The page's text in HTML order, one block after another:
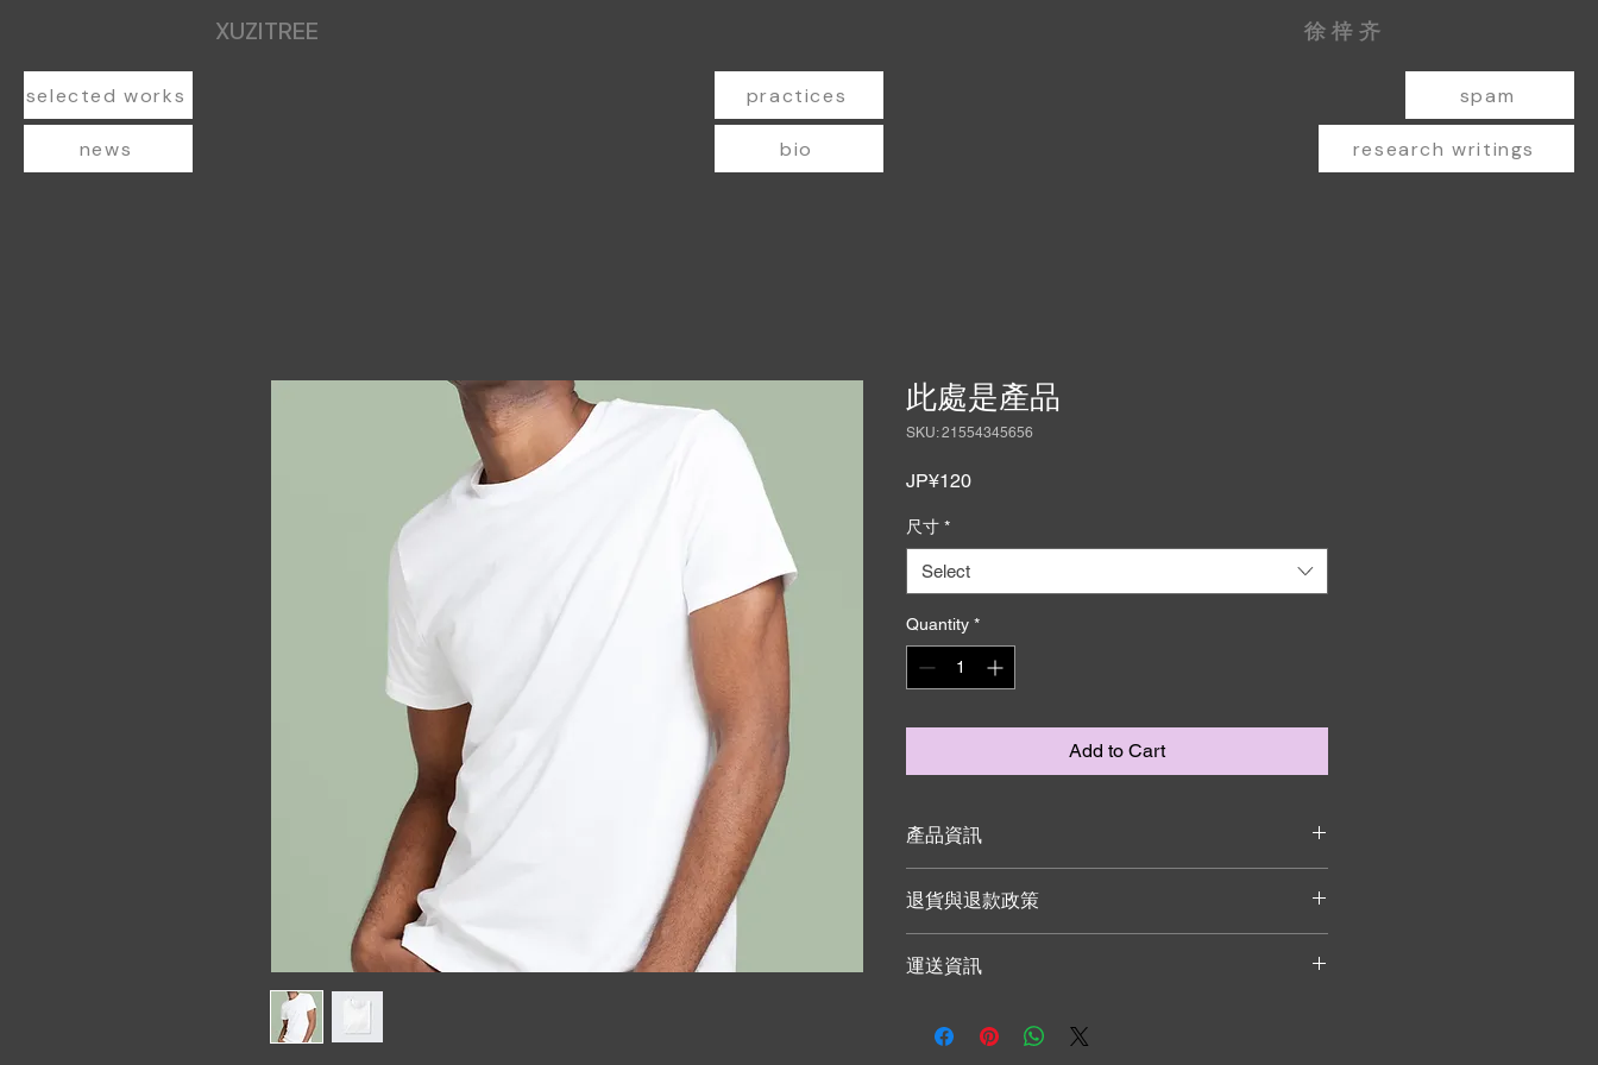
selected works
news
practices
bio research writings
spam
XUZITREE 徐梓齐
此處是產品
SKU: 21554345656
JP¥120Price
尺寸 *
Select
Quantity *
Add to Cart
產品資訊
寸、材料、保固和清洗說明。另外，您也可在此處形容產
品的獨特之處，以及可給客戶帶來的好處。買家總是希望
能在購買之前清楚了解產品。所以請盡量提供資訊，讓顧
客有信心和决心購買產品。
退貨與退款政策
產品。撰寫政策時，請盡量開門見山，以便建立互信，讓
運送資訊
的資訊。撰寫政策時，請盡量開門見山，以便建立互信，